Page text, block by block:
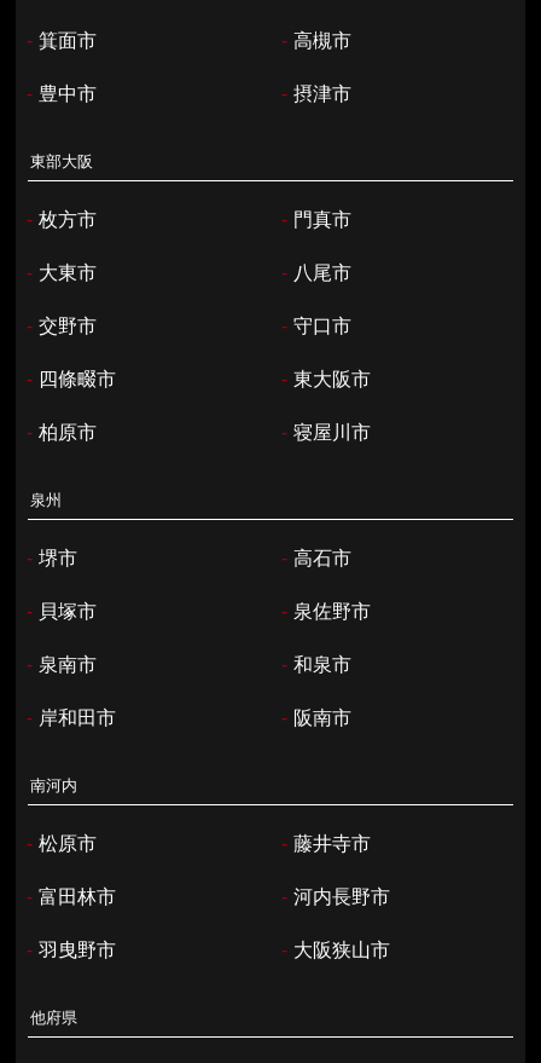
- 箕面市 - 高槻市
- 豊中市 - 摂津市
東部大阪
- 枚方市 - 門真市
- 大東市 - 八尾市
- 交野市 - 守口市
- 四條畷市 - 東大阪市
- 柏原市 - 寝屋川市
泉州
- 堺市 - 高石市
- 貝塚市 - 泉佐野市
- 泉南市 - 和泉市
- 岸和田市 - 阪南市
南河内
- 松原市 - 藤井寺市
- 富田林市 - 河内長野市
- 羽曳野市 - 大阪狭山市
他府県